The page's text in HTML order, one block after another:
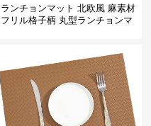
ランチョンマット 北欧風 麻素材
フリル格子柄 丸型ランチョンマ